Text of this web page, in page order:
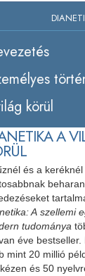
körül
A
és a keréknél
A szellemi
tudománya
éve bestseller.
mint 20 millió
és 50